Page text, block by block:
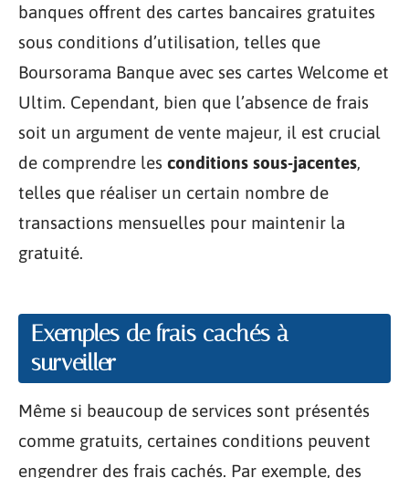
banques offrent des cartes bancaires gratuites
sous conditions d’utilisation, telles que
Boursorama Banque avec ses cartes Welcome et
Ultim. Cependant, bien que l’absence de frais
soit un argument de vente majeur, il est crucial
de comprendre les conditions sous-jacentes,
telles que réaliser un certain nombre de
transactions mensuelles pour maintenir la
gratuité.
Exemples de frais cachés à
surveiller
Même si beaucoup de services sont présentés
comme gratuits, certaines conditions peuvent
engendrer des frais cachés. Par exemple, des